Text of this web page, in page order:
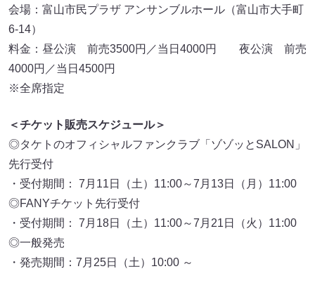
会場：富山市民プラザ アンサンブルホール（富山市大手町
6-14）
料金：昼公演 前売3500円／当日4000円 夜公演 前売
4000円／当日4500円
※全席指定
＜チケット販売スケジュール＞
◎タケトのオフィシャルファンクラブ「ゾゾッとSALON」
先行受付
・受付期間： 7月11日（土）11:00～7月13日（月）11:00
◎FANYチケット先行受付
・受付期間： 7月18日（土）11:00～7月21日（火）11:00
◎一般発売
・発売期間：7月25日（土）10:00 ～